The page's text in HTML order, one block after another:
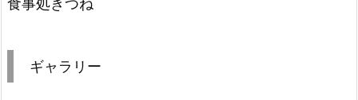
食事処きつね
ギャラリー